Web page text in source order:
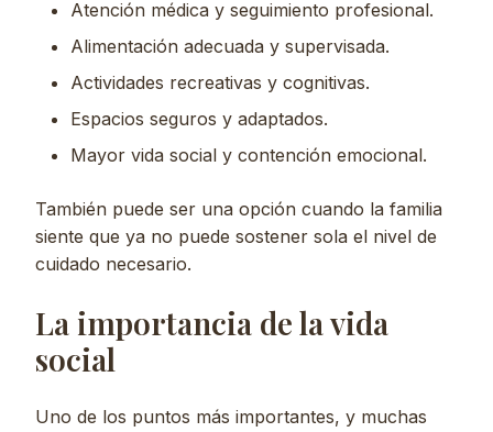
Atención médica y seguimiento profesional.
Alimentación adecuada y supervisada.
Actividades recreativas y cognitivas.
Espacios seguros y adaptados.
Mayor vida social y contención emocional.
También puede ser una opción cuando la familia
siente que ya no puede sostener sola el nivel de
cuidado necesario.
La importancia de la vida
social
Uno de los puntos más importantes, y muchas